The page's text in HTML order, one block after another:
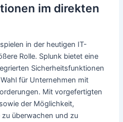
im direkten
in der heutigen IT-
Rolle. Splunk bietet eine
Sicherheitsfunktionen
für Unternehmen mit
Mit vorgefertigten
der Möglichkeit,
überwachen und zu